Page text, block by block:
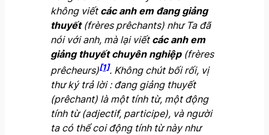
không viết các anh em đang giảng
thuyết(frères prêchants) như Ta đã
nói với anh, mà lại viếtcác anh em
giảng thuyết chuyên nghiệp(frères
prêcheurs)[1]. Không chút bối rối, vị
thư ký trả lời : đang giảng thuyết
(prêchant) là một tính từ, một động
tính từ (adjectif, participe), và người
ta có thể coi động tính từ này như